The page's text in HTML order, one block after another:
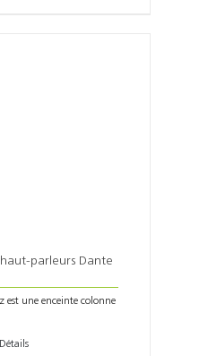
parleurs Dante
est une enceinte colonne
Détails